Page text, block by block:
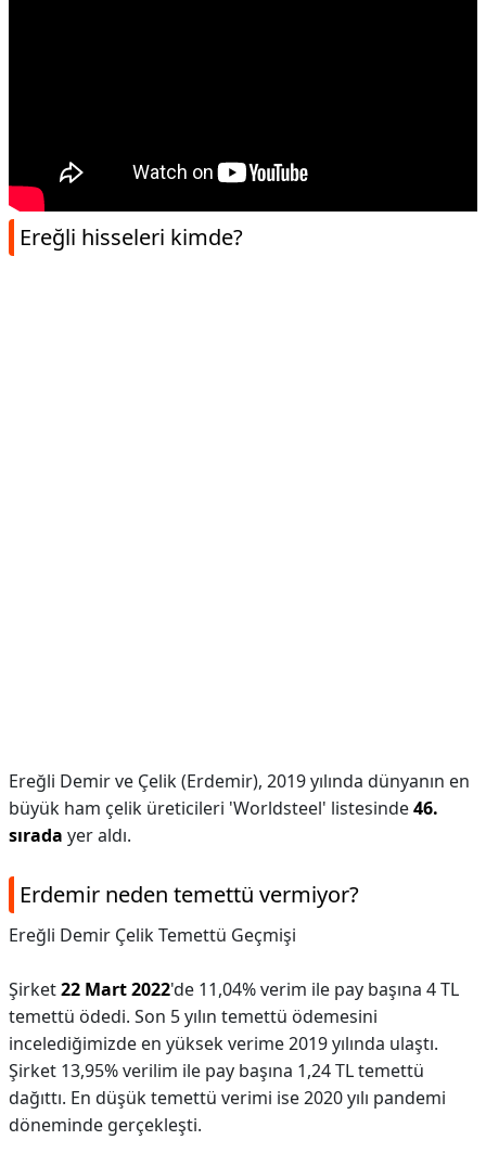
Ereğli hisseleri kimde?
Ereğli Demir ve Çelik (Erdemir), 2019 yılında dünyanın en
büyük ham çelik üreticileri 'Worldsteel' listesinde46.
sırada yer aldı.
Erdemir neden temettü vermiyor?
Ereğli Demir Çelik Temettü Geçmişi
Şirket22 Mart 2022'de 11,04% verim ile pay başına 4 TL
temettü ödedi. Son 5 yılın temettü ödemesini
incelediğimizde en yüksek verime 2019 yılında ulaştı.
Şirket 13,95% verilim ile pay başına 1,24 TL temettü
dağıttı. En düşük temettü verimi ise 2020 yılı pandemi
döneminde gerçekleşti.